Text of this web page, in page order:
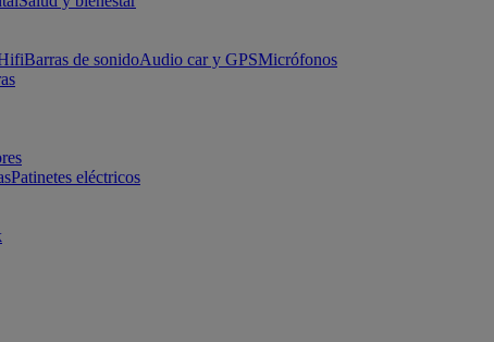
Barras de sonidoAudio car y GPSMicrófonos
Patinetes eléctricos